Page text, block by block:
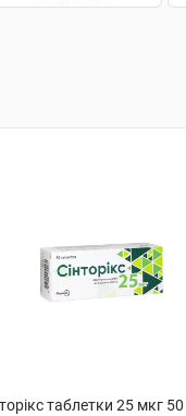
таблетки 25 мкг